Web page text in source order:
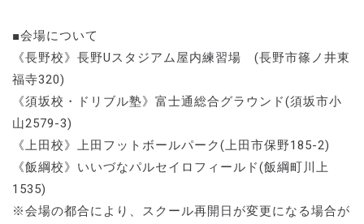
■会場について
《長野校》長野Uスタジアム屋内練習場 (長野市篠ノ井東
福寺320)
《須坂校・ドリブル塾》富士通総合グラウンド(須坂市小
山2579-3)
《上田校》上田フットボールパーク(上田市保野185-2)
《飯綱校》いいづなパルセイロフィールド(飯綱町川上
1535)
※会場の都合により、スクール再開日が変更になる場合が